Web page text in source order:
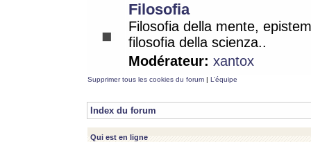
Filosofia
Filosofia della mente,
filosofia della scienza..
Modérateur: xantox
Supprimer tous les cookies du forum | L’équipe
Index du forum
Qui est en ligne